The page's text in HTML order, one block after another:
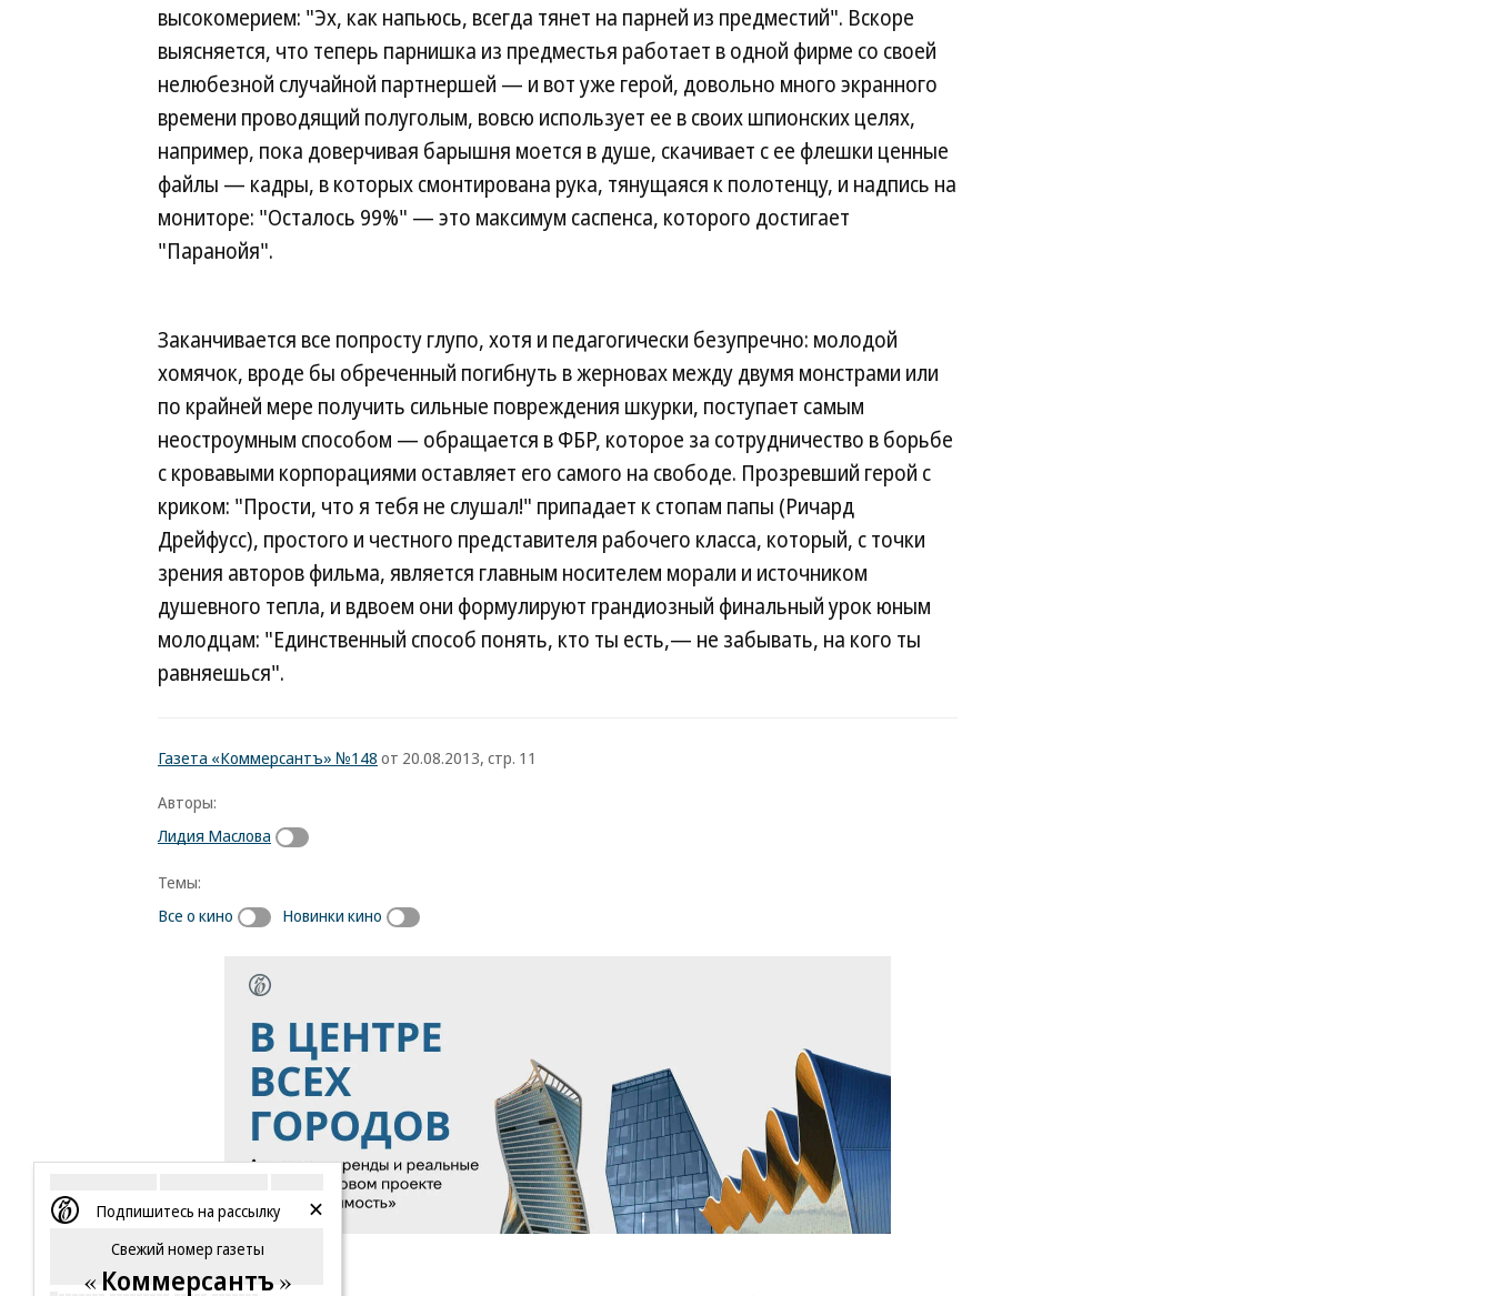
высокомерием: "Эх, как напьюсь, всегда тянет на парней из предместий". Вскоре
выясняется, что теперь парнишка из предместья работает в одной фирме со своей
нелюбезной случайной партнершей — и вот уже герой, довольно много экранного
времени проводящий полуголым, вовсю использует ее в своих шпионских целях,
например, пока доверчивая барышня моется в душе, скачивает с ее флешки ценные
файлы — кадры, в которых смонтирована рука, тянущаяся к полотенцу, и надпись на
мониторе: "Осталось 99%" — это максимум саспенса, которого достигает
"Паранойя".
Заканчивается все попросту глупо, хотя и педагогически безупречно: молодой
хомячок, вроде бы обреченный погибнуть в жерновах между двумя монстрами или
по крайней мере получить сильные повреждения шкурки, поступает самым
неостроумным способом — обращается в ФБР, которое за сотрудничество в борьбе
с кровавыми корпорациями оставляет его самого на свободе. Прозревший герой с
криком: "Прости, что я тебя не слушал!" припадает к стопам папы (Ричард
Дрейфусс), простого и честного представителя рабочего класса, который, с точки
зрения авторов фильма, является главным носителем морали и источником
душевного тепла, и вдвоем они формулируют грандиозный финальный урок юным
молодцам: "Единственный способ понять, кто ты есть,— не забывать, на кого ты
равняешься".
Газета «Коммерсантъ» №148 от 20.08.2013, стр. 11
Авторы:
Лидия Маслова
Темы:
Все о кино
Новинки кино
Подпишитесь на рассылку
Свежий номер газеты
Коммерсантъ